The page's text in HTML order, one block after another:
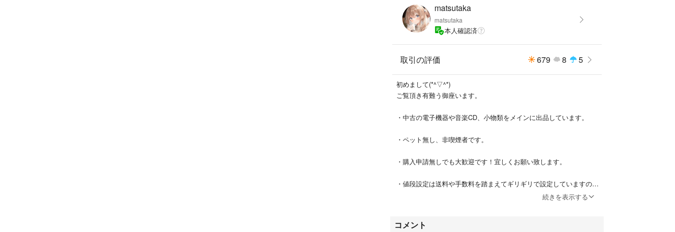
フォロー＆即決で100円引き
★★★★★★★★★★★★★
■管理コード 1600011:05:123
【検索用キーワード】
アップル
↓↓↓↓↓↓↓↓↓↓↓↓↓↓
↑↑↑↑↑↑↑↑↑↑↑↑↑↑
matsutaka
matsutaka
本人確認済
取引の評価 679 8 5
初めまして(*^▽^*)
ご覧頂き有難う御座います。
・中古の電子機器や音楽CD、小物類をメインに出品しています。
・ペット無し、非喫煙者です。
・購入申請無しでも大歓迎です！宜しくお願い致します。
・値段設定は送料や手数料を踏まえてギリギリで設定していますの
で、大幅なお値引き交渉はご遠慮頂きますよう宜しくお願い致しま
・中古商品の販売がメインになっており、すり替え防止等の観点から
続きを表示する
コメント